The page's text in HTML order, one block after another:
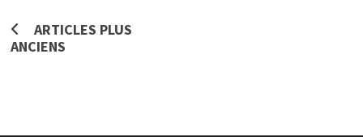
Navigation
des
ARTICLES PLUS
ANCIENS